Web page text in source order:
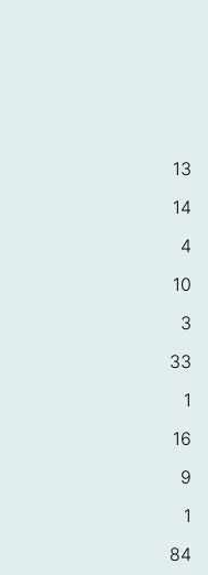
13
14
4
10
3
33
1
16
9
1
84